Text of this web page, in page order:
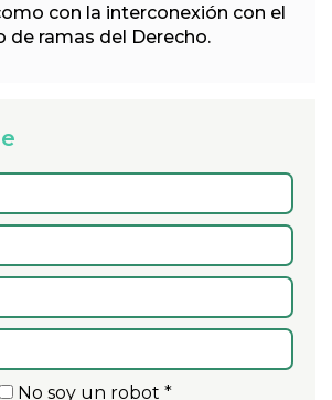
con la interconexión con el
de ramas del Derecho.
No soy un robot *